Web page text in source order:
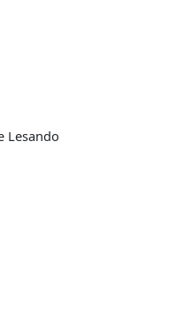
Lesando